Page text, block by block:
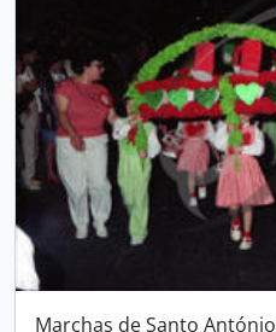
Marchas de Santo António